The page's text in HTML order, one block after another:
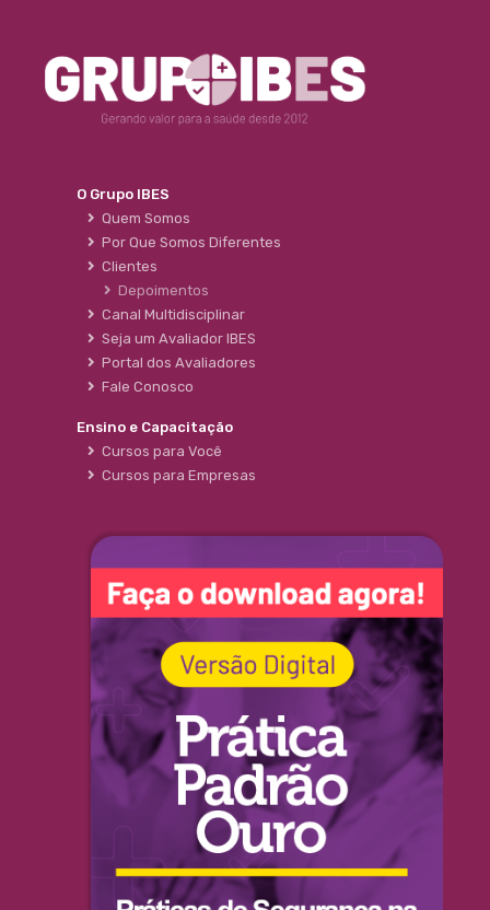
O Grupo IBES
Quem Somos
Por Que Somos Diferentes
Clientes
Depoimentos
Canal Multidisciplinar
Seja um Avaliador IBES
Portal dos Avaliadores
Fale Conosco
Ensino e Capacitação
Cursos para Você
Cursos para Empresas